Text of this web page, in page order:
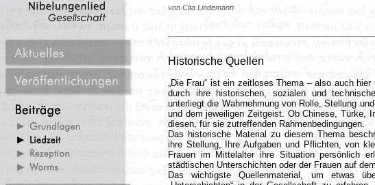
von Cita Lindemann
Historische Quellen
„Die Frau“ ist ein zeitloses Thema – also auch
durch ihre historischen, sozialen und
unterliegt die Wahrnehmung von Rolle, Stellung
und dem jeweiligen Zeitgeist. Ob Chinese, Türke,
diesen, für sie zutreffenden Rahmenbedingungen.
Das historische Material zu diesem Thema
ihre Stellung, Ihre Aufgaben und Pflichten, von
Frauen im Mittelalter ihre Situation persönlich
städtischen Unterschichten oder der Frauen auf
Das wichtigste Quellenmaterial, um etwas